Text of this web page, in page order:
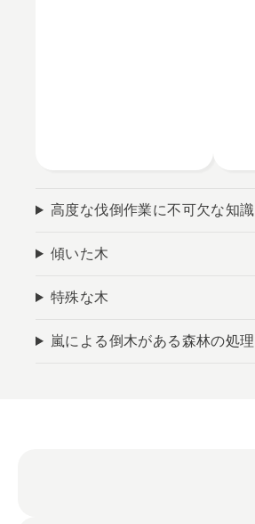
高度な伐倒作業に不可欠な知識
傾いた木
特殊な木
嵐による倒木がある森林の処理